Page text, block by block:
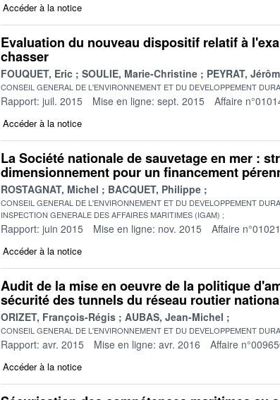
Accéder à la notice
Evaluation du nouveau dispositif relatif à
chasser
FOUQUET, Eric SOULIE, Marie-Christine PEYRAT,
CONSEIL GENERAL DE L'ENVIRONNEMENT ET DU DEVELOPPEMENT
Rapport: juil. 2015 Mise en ligne: sept. 2015 Affaire
Accéder à la notice
La Société nationale de sauvetage en mer :
dimensionnement pour un financement
ROSTAGNAT, Michel BACQUET, Philippe
CONSEIL GENERAL DE L'ENVIRONNEMENT ET DU DEVELOPPEMENT
INSPECTION GENERALE DES AFFAIRES MARITIMES (IGAM)
Rapport: juin 2015 Mise en ligne: nov. 2015 Affaire
Accéder à la notice
Audit de la mise en oeuvre de la politique
sécurité des tunnels du réseau routier
ORIZET, François-Régis AUBAS, Jean-Michel
CONSEIL GENERAL DE L'ENVIRONNEMENT ET DU DEVELOPPEMENT
Rapport: avr. 2015 Mise en ligne: avr. 2016 Affaire
Accéder à la notice